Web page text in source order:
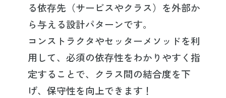
る依存先（サービスやクラス）を外部か
ら与える設計パターンです。
コンストラクタやセッターメソッドを利
用して、必須の依存性をわかりやすく指
定することで、クラス間の結合度を下
げ、保守性を向上できます！